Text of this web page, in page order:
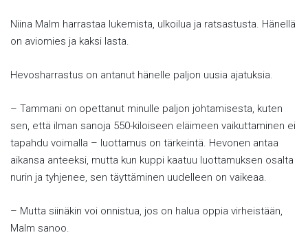
Niina Malm harrastaa lukemista, ulkoilua ja ratsastusta. Hänellä
on aviomies ja kaksi lasta.
Hevosharrastus on antanut hänelle paljon uusia ajatuksia.
– Tammani on opettanut minulle paljon johtamisesta, kuten
sen, että ilman sanoja 550-kiloiseen eläimeen vaikuttaminen ei
tapahdu voimalla – luottamus on tärkeintä. Hevonen antaa
aikansa anteeksi, mutta kun kuppi kaatuu luottamuksen osalta
nurin ja tyhjenee, sen täyttäminen uudelleen on vaikeaa.
– Mutta siinäkin voi onnistua, jos on halua oppia virheistään,
Malm sanoo.